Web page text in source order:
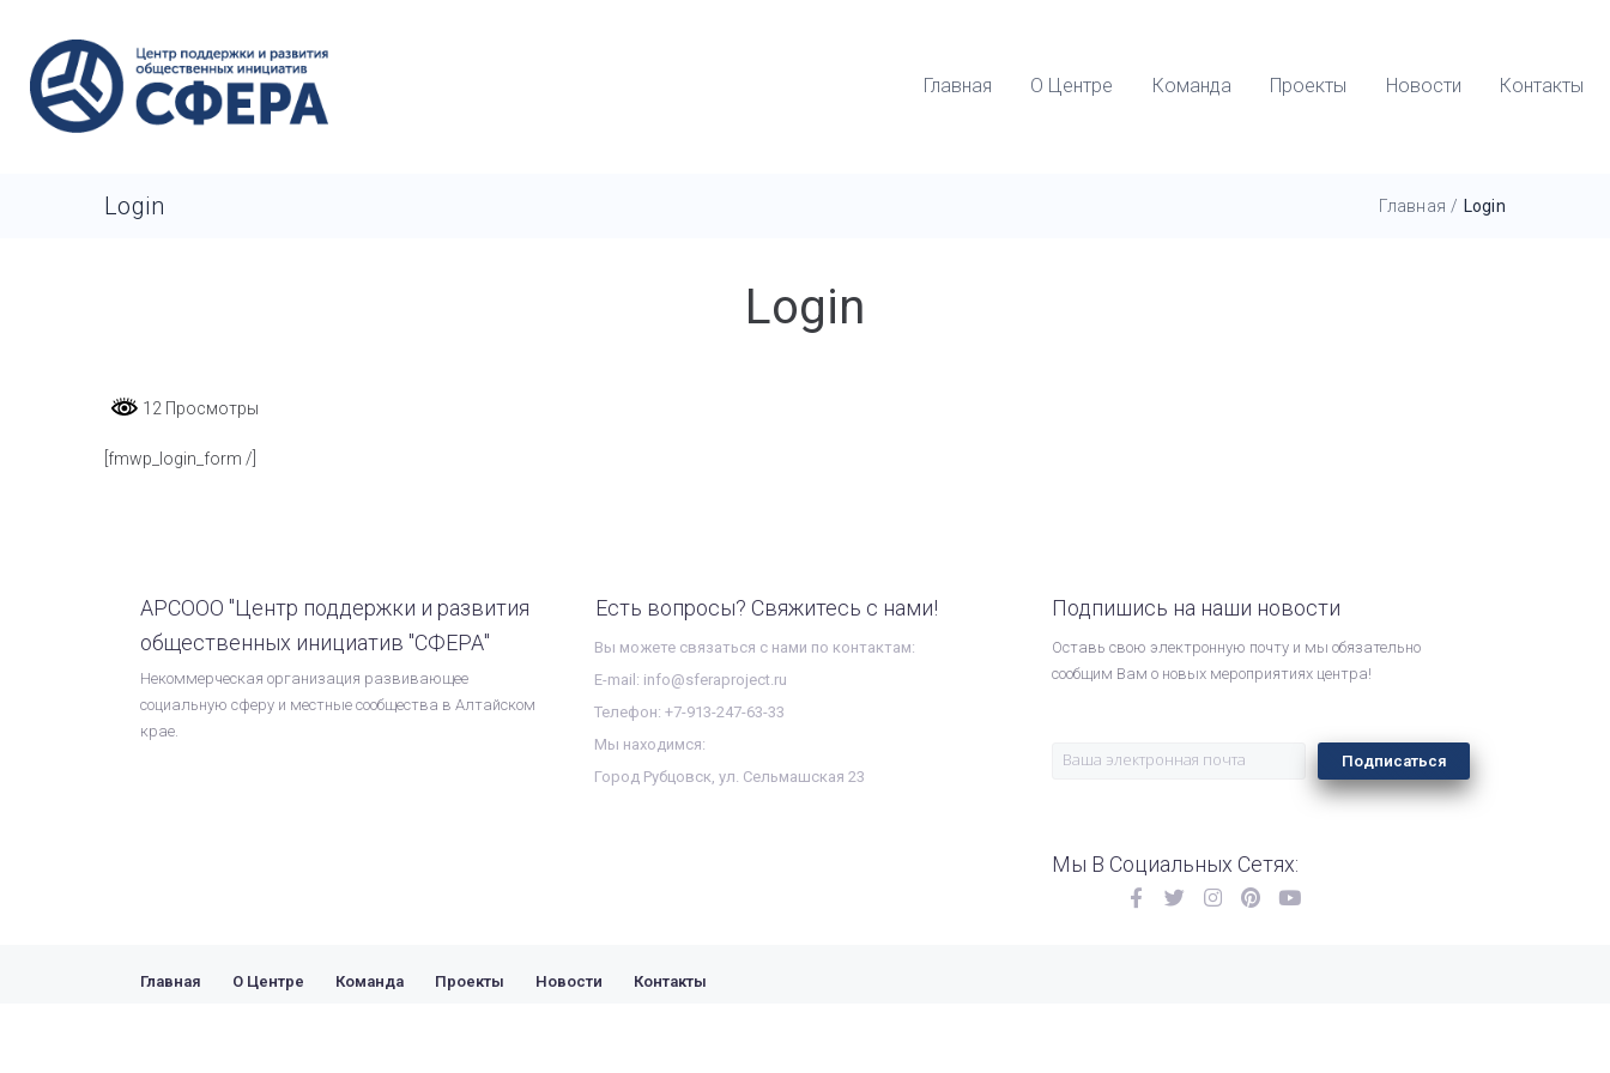
Главная О Центре Команда Проекты Новости Контакты
Login Главная / Login
Login
12 Просмотры
[fmwp_login_form /]
АРСООО "Центр поддержки и развития
общественных инициатив "СФЕРА"
Некоммерческая организация развивающее
социальную сферу и местные сообщества в Алтайском
крае.
Есть вопросы? Свяжитесь с нами!
Вы можете связаться с нами по контактам:
E-mail: info@sferaproject.ru
Телефон: +7-913-247-63-33
Мы находимся:
Город Рубцовск, ул. Сельмашская 23
Подпишись на наши новости
Оставь свою электронную почту и мы обязательно
сообщим Вам о новых мероприятиях центра!
Подписаться
Мы В Социальных Сетях:
Главная О Центре Команда Проекты Новости Контакты